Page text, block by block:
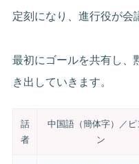
定刻になり、進行役が会
最初にゴールを共有し、
き出していきます。
話
者
中国語（簡体字）／ピ
ン